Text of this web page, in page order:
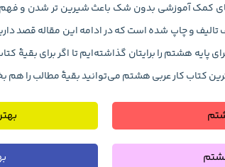
کمک آموزشی بدون شک باعث شیرین تر شدن و
پایه هشتم را برایتان گذاشته‌ایم تا اگر برای بقیۀ
کتاب کار عربی هشتم می‌توانید بقیۀ مطالب را هم